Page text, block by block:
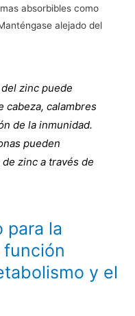
absorbibles como
alejado del
zinc puede
cabeza, calambres
de la inmunidad.
pueden
zinc a través de
para la
función
y el